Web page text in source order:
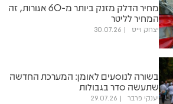
מחיר הדלק מזנק ביותר מ-60 אגורות, זה
המחיר לליטר
יצחק וייס 30.07.26
בשורה לנוסעים לאומן: המערכת החדשה
שתעשה סדר בגבולות
יענקי פרבר 29.07.26